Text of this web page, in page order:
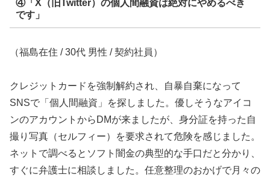
④「X（旧Twitter）の個人間融資は絶対にやめるべき
です」
（福島在住 / 30代 男性 / 契約社員）
クレジットカードを強制解約され、自暴自棄になって
SNSで「個人間融資」を探しました。優しそうなアイコ
ンのアカウントからDMが来ましたが、身分証を持った自
撮り写真（セルフィー）を要求されて危険を感じました。
ネットで調べるとソフト闇金の典型的な手口だと分かり、
すぐに弁護士に相談しました。任意整理のおかげで月々の